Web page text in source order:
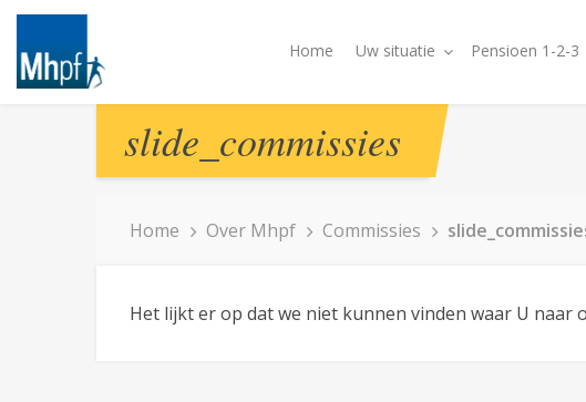
Home Uw situatie Pensioen 1-2-3
slide_commissies
Home Over Mhpf Commissies
Het lijkt er op dat we niet kunnen vinden waar U naar